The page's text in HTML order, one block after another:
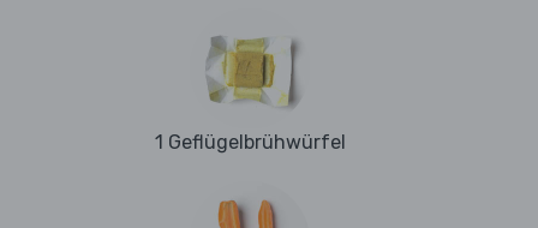
1 Geflügelbrühwürfel